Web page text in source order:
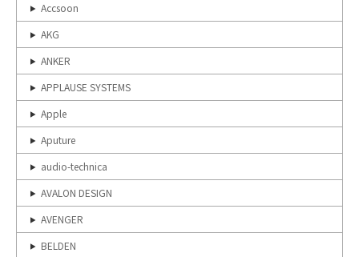
Accsoon
AKG
ANKER
APPLAUSE SYSTEMS
Apple
Aputure
audio-technica
AVALON DESIGN
AVENGER
BELDEN